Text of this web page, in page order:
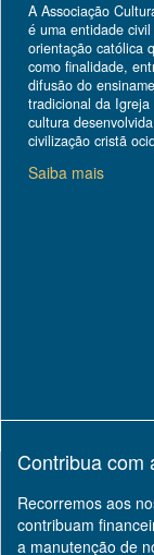
A Associação
é uma entidade
orientação católica
como finalidade,
difusão do
tradicional da Igreja
cultura
civilização cristã
Saiba mais
Contribua com
Recorremos aos
contribuam
a manutenção de